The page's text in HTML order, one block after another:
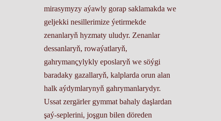
mirasymyzy aýawly gorap saklamakda we
geljekki nesillerimize ýetirmekde
zenanlaryň hyzmaty uludyr. Zenanlar
dessanlaryň, rowaýatlaryň,
gahrymançylykly eposlaryň we söýgi
baradaky gazallaryň, kalplarda orun alan
halk aýdymlarynyň gahrymanlarydyr.
Ussat zergärler gymmat bahaly daşlardan
şaý-seplerini, joşgun bilen döreden